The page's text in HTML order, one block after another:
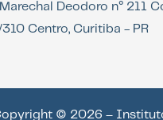
Marechal Deodoro n° 211
Centro, Curitiba - PR
© 2026 –